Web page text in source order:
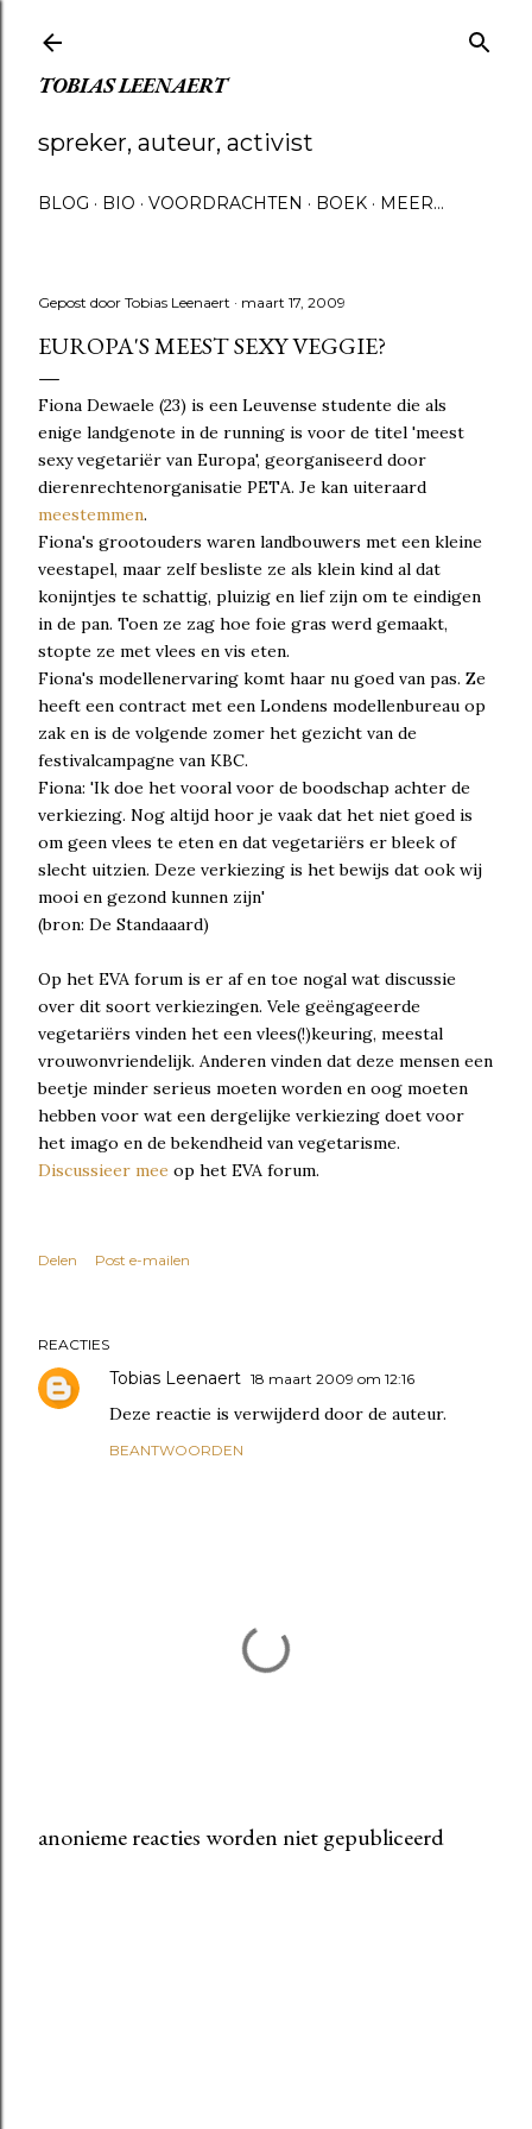
TOBIAS LEENAERT
spreker, auteur, activist
BLOG BIO VOORDRACHTEN BOEK MEER…
Gepost door Tobias Leenaert maart 17, 2009
EUROPA'S MEEST SEXY VEGGIE?
Fiona Dewaele (23) is een Leuvense studente die als
enige landgenote in de running is voor de titel 'meest
sexy vegetariër van Europa', georganiseerd door
dierenrechtenorganisatie PETA. Je kan uiteraard
meestemmen.
Fiona's grootouders waren landbouwers met een kleine
veestapel, maar zelf besliste ze als klein kind al dat
konijntjes te schattig, pluizig en lief zijn om te eindigen
in de pan. Toen ze zag hoe foie gras werd gemaakt,
stopte ze met vlees en vis eten.
Fiona's modellenervaring komt haar nu goed van pas. Ze
heeft een contract met een Londens modellenbureau op
zak en is de volgende zomer het gezicht van de
festivalcampagne van KBC.
Fiona: 'Ik doe het vooral voor de boodschap achter de
verkiezing. Nog altijd hoor je vaak dat het niet goed is
om geen vlees te eten en dat vegetariërs er bleek of
slecht uitzien. Deze verkiezing is het bewijs dat ook wij
mooi en gezond kunnen zijn'
(bron: De Standaaard)
Op het EVA forum is er af en toe nogal wat discussie
over dit soort verkiezingen. Vele geëngageerde
vegetariërs vinden het een vlees(!)keuring, meestal
vrouwonvriendelijk. Anderen vinden dat deze mensen een
beetje minder serieus moeten worden en oog moeten
hebben voor wat een dergelijke verkiezing doet voor
het imago en de bekendheid van vegetarisme.
Discussieer mee op het EVA forum.
Delen Post e-mailen
REACTIES
Tobias Leenaert 18 maart 2009 om 12:16
Deze reactie is verwijderd door de auteur.
BEANTWOORDEN
anonieme reacties worden niet gepubliceerd